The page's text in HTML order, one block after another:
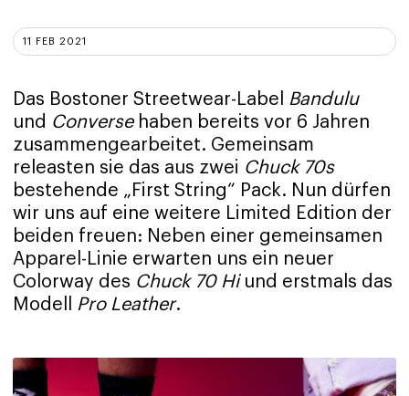
11 FEB 2021
Das Bostoner Streetwear-Label Bandulu
und Converse haben bereits vor 6 Jahren
zusammengearbeitet. Gemeinsam
releasten sie das aus zwei Chuck 70s
bestehende „First String“ Pack. Nun dürfen
wir uns auf eine weitere Limited Edition der
beiden freuen: Neben einer gemeinsamen
Apparel-Linie erwarten uns ein neuer
Colorway des Chuck 70 Hiund erstmals das
Modell Pro Leather.